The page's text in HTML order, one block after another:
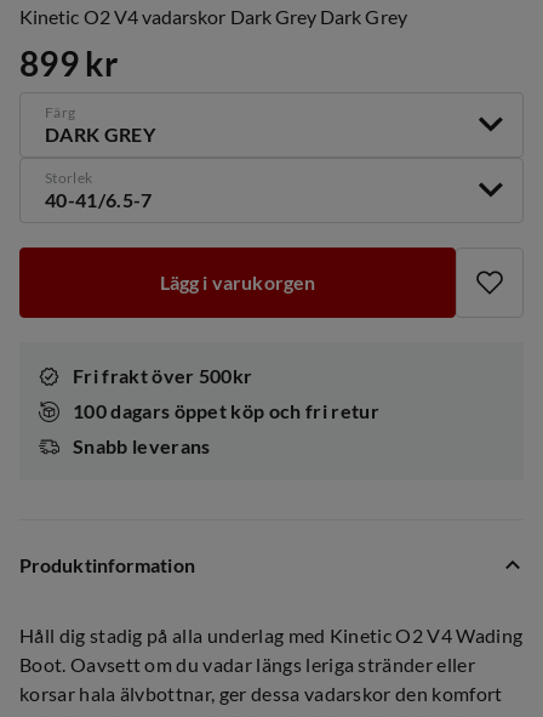
Kinetic O2 V4 vadarskor Dark Grey Dark Grey
price
899 kr
Färg
DARK GREY
Storlek
40-41/6.5-7
Lägg i varukorgen
Fri frakt över 500kr
100 dagars öppet köp och fri retur
Snabb leverans
Produktinformation
Håll dig stadig på alla underlag med Kinetic O2 V4 Wading
Boot. Oavsett om du vadar längs leriga stränder eller
korsar hala älvbottnar, ger dessa vadarskor den komfort